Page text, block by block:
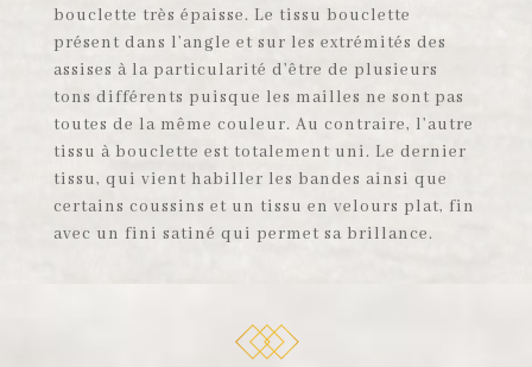
bouclette très épaisse. Le tissu bouclette
présent dans l’angle et sur les extrémités des
assises à la particularité d’être de plusieurs
tons différents puisque les mailles ne sont pas
toutes de la même couleur. Au contraire, l’autre
tissu à bouclette est totalement uni. Le dernier
tissu, qui vient habiller les bandes ainsi que
certains coussins et un tissu en velours plat, fin
avec un fini satiné qui permet sa brillance.